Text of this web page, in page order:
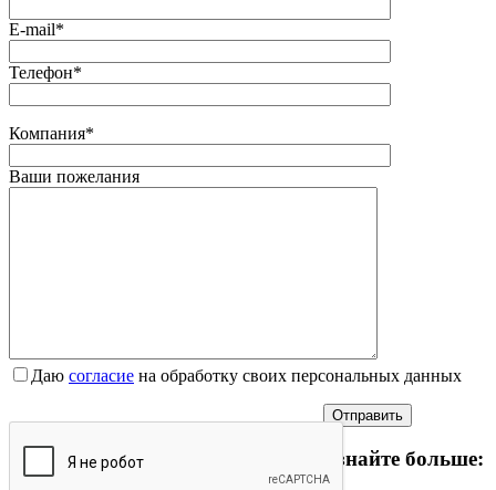
E-mail*
Телефон*
Компания*
Ваши пожелания
Даю согласие на обработку своих персональных данных
Узнайте больше: